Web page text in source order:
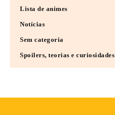
Lista de animes
Notícias
Sem categoria
Spoilers, teorias e curiosidades